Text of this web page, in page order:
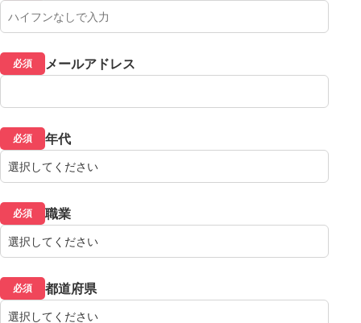
必須 メールアドレス
必須 年代
必須 職業
必須 都道府県